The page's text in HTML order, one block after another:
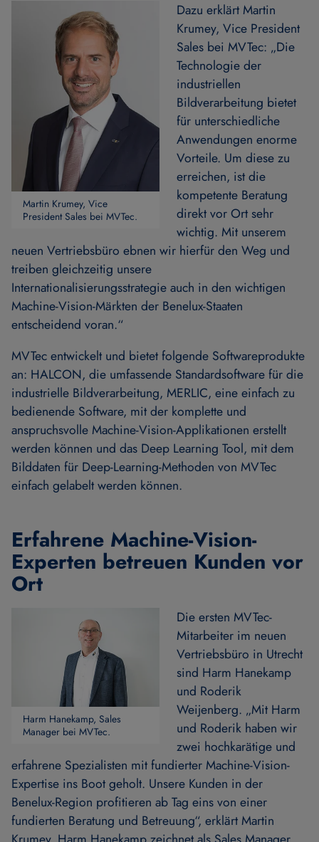
Martin Krumey, Vice
President Sales bei MVTec.
Dazu erklärt Martin
Krumey, Vice President
Sales bei MVTec: „Die
Technologie der
industriellen
Bildverarbeitung bietet
für unterschiedliche
Anwendungen enorme
Vorteile. Um diese zu
erreichen, ist die
kompetente Beratung
direkt vor Ort sehr
wichtig. Mit unserem
neuen Vertriebsbüro ebnen wir hierfür den Weg und
treiben gleichzeitig unsere
Internationalisierungsstrategie auch in den wichtigen
Machine-Vision-Märkten der Benelux-Staaten
entscheidend voran.“
MVTec entwickelt und bietet folgende Softwareprodukte
an: HALCON, die umfassende Standardsoftware für die
industrielle Bildverarbeitung, MERLIC, eine einfach zu
bedienende Software, mit der komplette und
anspruchsvolle Machine-Vision-Applikationen erstellt
werden können und das Deep Learning Tool, mit dem
Bilddaten für Deep-Learning-Methoden von MVTec
einfach gelabelt werden können.
Erfahrene Machine-Vision-
Experten betreuen Kunden vor
Ort
Harm Hanekamp, Sales
Manager bei MVTec.
Die ersten MVTec-
Mitarbeiter im neuen
Vertriebsbüro in Utrecht
sind Harm Hanekamp
und Roderik
Weijenberg. „Mit Harm
und Roderik haben wir
zwei hochkarätige und
erfahrene Spezialisten mit fundierter Machine-Vision-
Expertise ins Boot geholt. Unsere Kunden in der
Benelux-Region profitieren ab Tag eins von einer
fundierten Beratung und Betreuung“, erklärt Martin